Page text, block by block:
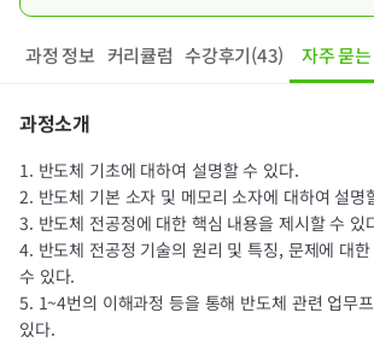
과정 정보 커리큘럼 수강후기(43) 자주 묻
과정소개
1. 반도체 기초에 대하여 설명할 수 있다.
2. 반도체 기본 소자 및 메모리 소자에 대하여 설명
3. 반도체 전공정에 대한 핵심 내용을 제시할 수 있
4. 반도체 전공정 기술의 원리 및 특징, 문제에 대
수 있다.
5. 1~4번의 이해과정 등을 통해 반도체 관련 업무
있다.​